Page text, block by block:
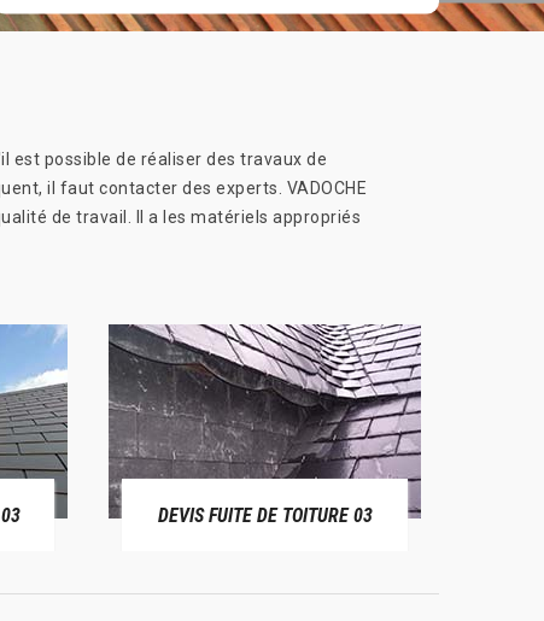
est possible de réaliser des travaux de
il faut contacter des experts. VADOCHE
de travail. Il a les matériels appropriés
DEVIS FUITE DE TOITURE 03